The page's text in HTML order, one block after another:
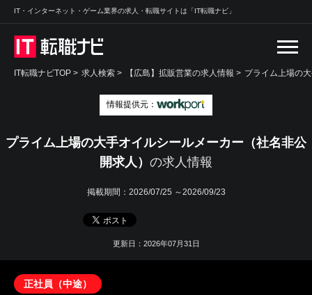
IT・インターネット・ゲーム業界の求人・転職サイトは「IT転職ナビ」
IT転職ナビTOP > 求人検索 > 【広島】拡販営業の求人情報 > プライム上場の
情報提供元：
プライム上場の大手オイルシールメーカー（社名非公
開求人） の求人情報
掲載期間： 2026/07/25 ～2026/09/23
更新日：2026年07月31日
正社員（中途）